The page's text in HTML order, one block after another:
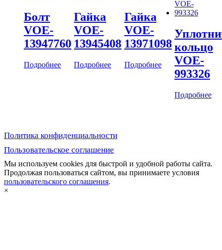
Болт
VOE-
13947760
Подробнее
Гайка
VOE-
13945408
Подробнее
Гайка
VOE-
13971098
Подробнее
кольцо
VOE-
993326
Подробнее
Политика конфиденциальности
Пользовательское соглашение
Мы используем cookies для быстрой и удобной работы сайта.
Продолжая пользоваться сайтом, вы принимаете условия
пользовательского соглашения.
×